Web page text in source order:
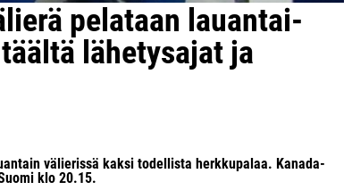
pelataan lauantai-
lähetysajat ja
välierissä kaksi todellista herkkupalaa. Kanada-
klo 20.15.